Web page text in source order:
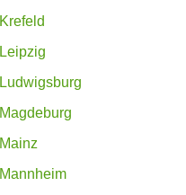
Krefeld
Leipzig
Ludwigsburg
Magdeburg
Mainz
Mannheim